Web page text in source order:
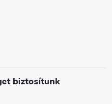
biztosítunk